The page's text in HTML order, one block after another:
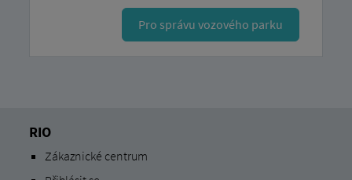
Pro správu vozového parku
RIO
Zákaznické centrum